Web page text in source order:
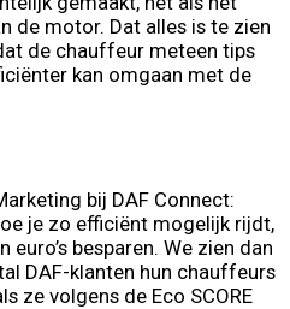
de motor. Dat alles is te zien
de chauffeur meteen tips
kan omgaan met de
bij DAF Connect:
je zo efficiënt mogelijk rijdt,
euro’s besparen. We zien dan
DAF-klanten hun chauffeurs
ze volgens de Eco SCORE